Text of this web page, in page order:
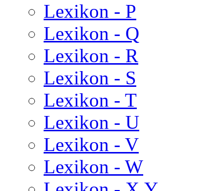
Lexikon - P
Lexikon - Q
Lexikon - R
Lexikon - S
Lexikon - T
Lexikon - U
Lexikon - V
Lexikon - W